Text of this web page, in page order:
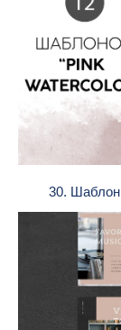
30. Шаблон